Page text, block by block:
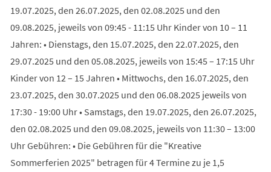
19.07.2025, den 26.07.2025, den 02.08.2025 und den
09.08.2025, jeweils von 09:45 - 11:15 Uhr Kinder von 10 – 11
Jahren: • Dienstags, den 15.07.2025, den 22.07.2025, den
29.07.2025 und den 05.08.2025, jeweils von 15:45 – 17:15 Uhr
Kinder von 12 – 15 Jahren • Mittwochs, den 16.07.2025, den
23.07.2025, den 30.07.2025 und den 06.08.2025 jeweils von
17:30 - 19:00 Uhr • Samstags, den 19.07.2025, den 26.07.2025,
den 02.08.2025 und den 09.08.2025, jeweils von 11:30 – 13:00
Uhr Gebühren: • Die Gebühren für die "Kreative
Sommerferien 2025" betragen für 4 Termine zu je 1,5